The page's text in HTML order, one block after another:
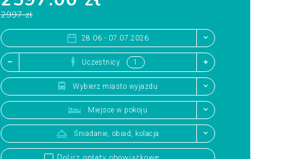
2997 zł
28.06 - 07.07.2026
Uczestnicy
Wybierz miasto wyjazdu
Miejsce w pokoju
Śniadanie, obiad, kolacja